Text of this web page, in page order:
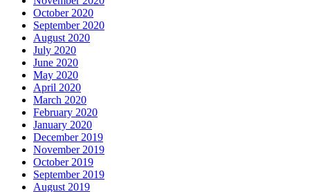
October 2020
September 2020
August 2020
July 2020
June 2020
May 2020
April 2020
March 2020
February 2020
January 2020
December 2019
November 2019
October 2019
September 2019
August 2019